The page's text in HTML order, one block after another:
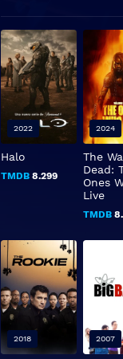
Halo
TMDB 8.299
2022
The
Dead:
Ones
Live
TMDB
2024
2018 2007